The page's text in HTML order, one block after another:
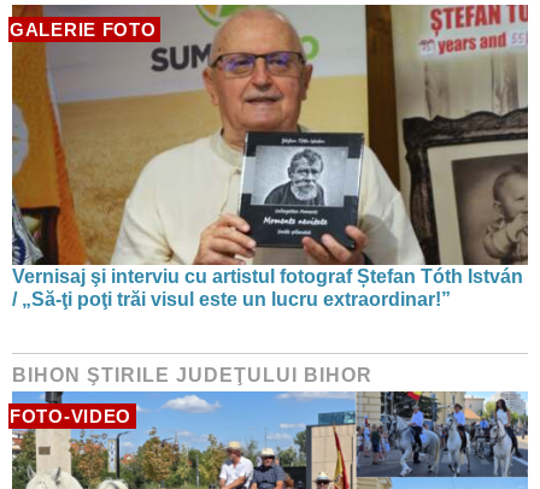
GALERIE FOTO
Vernisaj şi interviu cu artistul fotograf Ștefan Tóth István
/ „Să-ţi poţi trăi visul este un lucru extraordinar!”
BIHON ŞTIRILE JUDEŢULUI BIHOR
FOTO-VIDEO